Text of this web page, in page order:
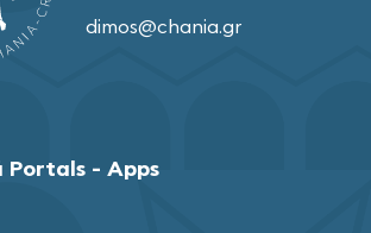
dimos@chania.gr
Portals - Apps